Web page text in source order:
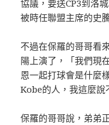
協議，要送CP3到洛
被時任聯盟主席的史
不過在保羅的哥哥看
陽上演了，「我們現
恩一起打球會是什麼
Kobe的人，我這麼說
保羅的哥哥說，弟弟